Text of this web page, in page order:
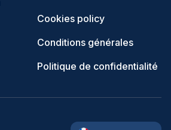
Cookies policy
Conditions générales
Politique de confidentialité